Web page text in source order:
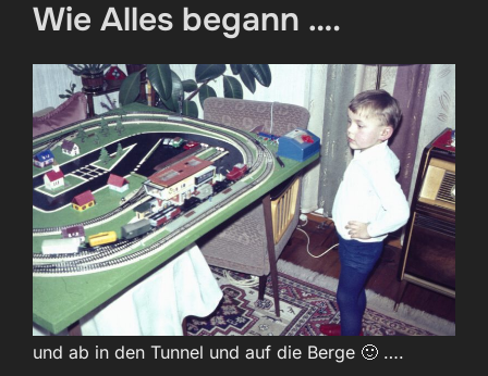
Wie Alles begann ….
und ab in den Tunnel und auf die Berge 🙂 ….